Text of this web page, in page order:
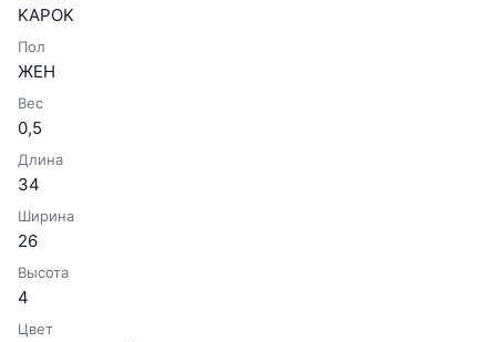
KAPOK
Пол
ЖЕН
Вес
0,5
Длина
34
Ширина
26
Высота
4
Цвет